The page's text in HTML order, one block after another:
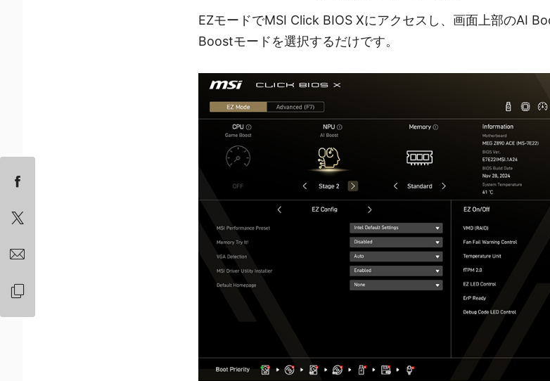
EZモードでMSI Click BIOS Xにアクセスし、画面上部のAI
Boostモードを選択するだけです。